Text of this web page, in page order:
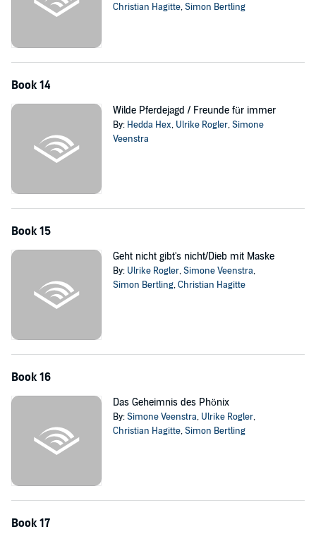
Christian Hagitte,Simon Bertling
Book 14
Wilde Pferdejagd / Freunde für immer
By: Hedda Hex, Ulrike Rogler,Simone
Veenstra
Book 15
Geht nicht gibt's nicht/Dieb mit Maske
By: Ulrike Rogler,Simone Veenstra,
Simon Bertling,Christian Hagitte
Book 16
Das Geheimnis des Phönix
By:Simone Veenstra, Ulrike Rogler,
Christian Hagitte,Simon Bertling
Book 17